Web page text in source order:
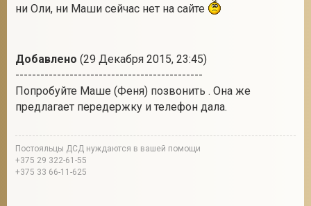
ни Оли, ни Маши сейчас нет на сайте
Добавлено (29 Декабря 2015, 23:45)
---------------------------------------------
Попробуйте Маше (Феня) позвонить . Она же
предлагает передержку и телефон дала.
Постояльцы ДСД нуждаются в вашей помощи
+375 29 322-61-55
+375 33 66-11-625